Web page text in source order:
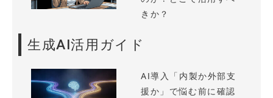
きか？
生成AI活用ガイド
AI導入「内製か外部支
援か」で悩む前に確認